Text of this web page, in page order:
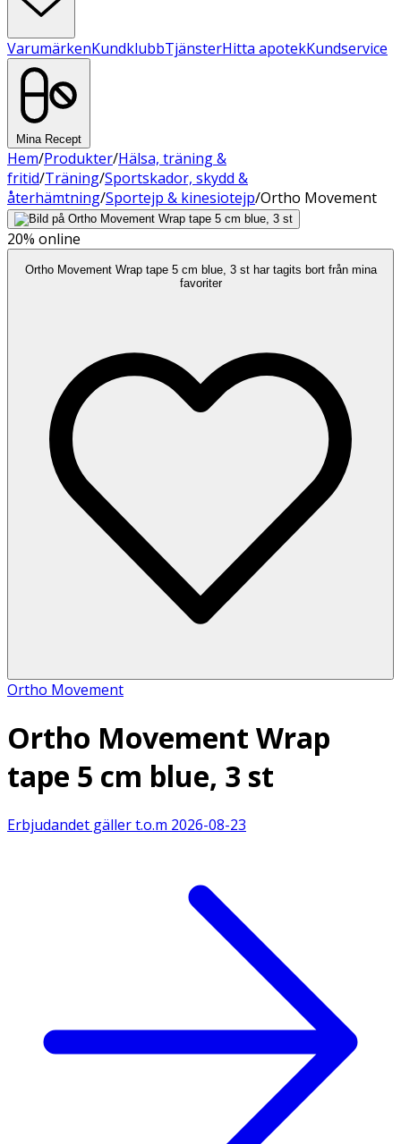
VarumärkenKundklubbTjänsterHitta apotekKundservice
Mina Recept
Hem/Produkter/Hälsa, träning &
fritid/Träning/Sportskador, skydd &
återhämtning/Sportejp & kinesiotejp/Ortho Movement
20% online
Ortho Movement Wrap tape 5 cm blue, 3 st har tagits bort från mina
favoriter
Ortho Movement
Ortho Movement Wrap
tape 5 cm blue, 3 st
Erbjudandet gäller t.o.m 2026-08-23